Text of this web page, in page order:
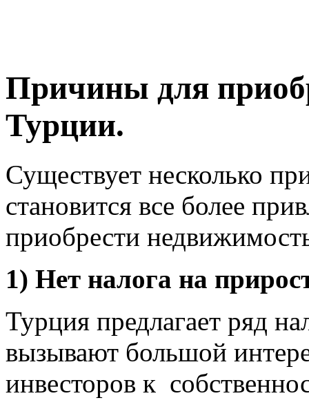
Причины для
Турции.
Существует несколько
становится все более
приобрести
1) Нет налога на
Турция предлагает ряд
вызывают большой
инвесторов к